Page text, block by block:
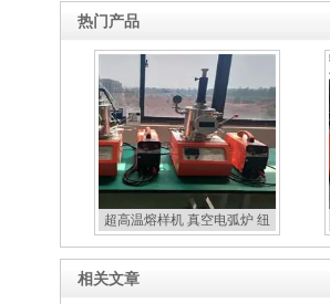
热门产品
超高温熔样机 真空电弧炉 纽
相关文章